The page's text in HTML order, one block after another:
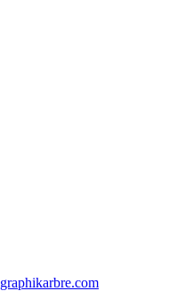
graphikarbre.com